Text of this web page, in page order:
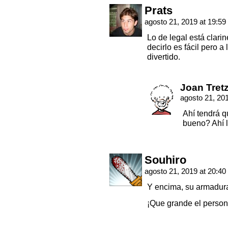
Prats
agosto 21, 2019 at 19:59
Lo de legal está
decirlo es fácil pero a
divertido.
Joan
agosto 21,
Ahí tendrá
bueno?
Souhiro
agosto 21, 2019 at 20:40
Y encima, su
¡Que grande el